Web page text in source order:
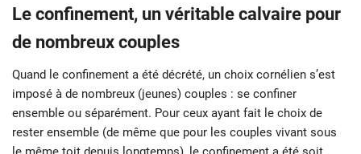
Le confinement, un véritable calvaire pour
de nombreux couples
Quand le confinement a été décrété, un choix cornélien s’est
imposé à de nombreux (jeunes) couples : se confiner
ensemble ou séparément. Pour ceux ayant fait le choix de
rester ensemble (de même que pour les couples vivant sous